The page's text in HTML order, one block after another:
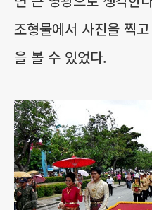
조형물에서 사진을 찍
을 볼 수 있었다.